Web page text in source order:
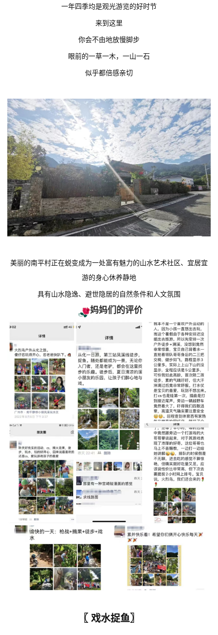
一年四季均是观光游览的好时节
来到这里
你会不由地放慢脚步
眼前的一草一木，一山一石
似乎都倍感亲切
美丽的南平村正在蜕变成为一处富有魅力的山水艺术社区、宜居宜
游的身心休养静地
具有山水隐逸、避世隐居的自然条件和人文氛围
妈妈们的评价
〖 戏水捉鱼〗